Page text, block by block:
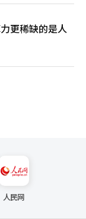
更稀缺的是人
人民网